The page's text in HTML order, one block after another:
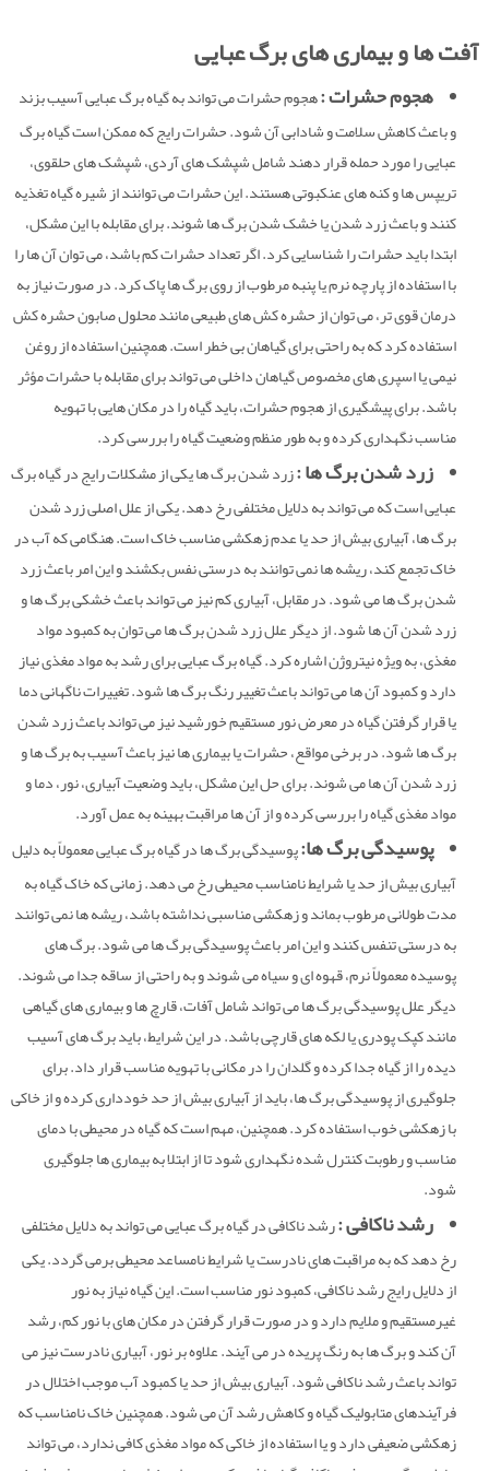
آفت ها و بیماری های برگ عبایی
هجوم حشرات :هجوم حشرات می تواند به گیاه برگ عبایی آسیب بزند
و باعث کاهش سلامت و شادابی آن شود. حشرات رایج که ممکن است گیاه برگ
عبایی را مورد حمله قرار دهند شامل شپشک های آردی، شپشک های حلقوی،
تریپس ها و کنه های عنکبوتی هستند. این حشرات می توانند از شیره گیاه تغذیه
کنند و باعث زرد شدن یا خشک شدن برگ ها شوند. برای مقابله با این مشکل،
ابتدا باید حشرات را شناسایی کرد. اگر تعداد حشرات کم باشد، می توان آن ها را
با استفاده از پارچه نرم یا پنبه مرطوب از روی برگ ها پاک کرد. در صورت نیاز به
درمان قوی تر، می توان از حشره کش های طبیعی مانند محلول صابون حشره کش
استفاده کرد که به راحتی برای گیاهان بی خطر است. همچنین استفاده از روغن
نیمی یا اسپری های مخصوص گیاهان داخلی می تواند برای مقابله با حشرات مؤثر
باشد. برای پیشگیری از هجوم حشرات، باید گیاه را در مکان هایی با تهویه
مناسب نگهداری کرده و به طور منظم وضعیت گیاه را بررسی کرد.
زرد شدن برگ ها :زرد شدن برگ ها یکی از مشکلات رایج در گیاه برگ
عبایی است که می تواند به دلایل مختلفی رخ دهد. یکی از علل اصلی زرد شدن
برگ ها، آبیاری بیش از حد یا عدم زهکشی مناسب خاک است. هنگامی که آب در
خاک تجمع کند، ریشه ها نمی توانند به درستی نفس بکشند و این امر باعث زرد
شدن برگ ها می شود. در مقابل، آبیاری کم نیز می تواند باعث خشکی برگ ها و
زرد شدن آن ها شود. از دیگر علل زرد شدن برگ ها می توان به کمبود مواد
مغذی، به ویژه نیتروژن اشاره کرد. گیاه برگ عبایی برای رشد به مواد مغذی نیاز
دارد و کمبود آن ها می تواند باعث تغییر رنگ برگ ها شود. تغییرات ناگهانی دما
یا قرار گرفتن گیاه در معرض نور مستقیم خورشید نیز می تواند باعث زرد شدن
برگ ها شود. در برخی مواقع، حشرات یا بیماری ها نیز باعث آسیب به برگ ها و
زرد شدن آن ها می شوند. برای حل این مشکل، باید وضعیت آبیاری، نور، دما و
مواد مغذی گیاه را بررسی کرده و از آن ها مراقبت بهینه به عمل آورد.
پوسیدگی برگ ها:پوسیدگی برگ ها در گیاه برگ عبایی معمولاً به دلیل
آبیاری بیش از حد یا شرایط نامناسب محیطی رخ می دهد. زمانی که خاک گیاه به
مدت طولانی مرطوب بماند و زهکشی مناسبی نداشته باشد، ریشه ها نمی توانند
به درستی تنفس کنند و این امر باعث پوسیدگی برگ ها می شود. برگ های
پوسیده معمولاً نرم، قهوه ای و سیاه می شوند و به راحتی از ساقه جدا می شوند.
دیگر علل پوسیدگی برگ ها می تواند شامل آفات، قارچ ها و بیماری های گیاهی
مانند کپک پودری یا لکه های قارچی باشد. در این شرایط، باید برگ های آسیب
دیده را از گیاه جدا کرده و گلدان را در مکانی با تهویه مناسب قرار داد. برای
جلوگیری از پوسیدگی برگ ها، باید از آبیاری بیش از حد خودداری کرده و از خاکی
با زهکشی خوب استفاده کرد. همچنین، مهم است که گیاه در محیطی با دمای
مناسب و رطوبت کنترل شده نگهداری شود تا از ابتلا به بیماری ها جلوگیری
شود.
رشد ناکافی :رشد ناکافی در گیاه برگ عبایی می تواند به دلایل مختلفی
رخ دهد که به مراقبت های نادرست یا شرایط نامساعد محیطی برمی گردد. یکی
از دلایل رایج رشد ناکافی، کمبود نور مناسب است. این گیاه نیاز به نور
غیرمستقیم و ملایم دارد و در صورت قرار گرفتن در مکان های با نور کم، رشد
آن کند و برگ ها به رنگ پریده در می آیند. علاوه بر نور، آبیاری نادرست نیز می
تواند باعث رشد ناکافی شود. آبیاری بیش از حد یا کمبود آب موجب اختلال در
فرآیندهای متابولیک گیاه و کاهش رشد آن می شود. همچنین خاک نامناسب که
زهکشی ضعیفی دارد و یا استفاده از خاکی که مواد مغذی کافی ندارد، می تواند